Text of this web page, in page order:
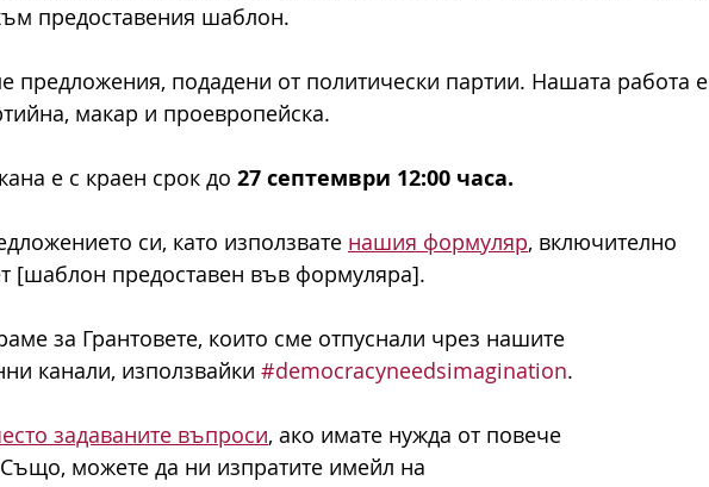
предоставения шаблон.
предложения, подадени от политически партии. Нашата работа е
макар и проевропейска.
е с краен срок до 27 септември 12:00 часа.
си, като използвате нашия формуляр, включително
[шаблон предоставен във формуляра].
за Грантовете, които сме отпуснали чрез нашите
канали, използвайки #democracyneedsimagination.
задаваните въпроси, ако имате нужда от повече
можете да ни изпратите имейл на